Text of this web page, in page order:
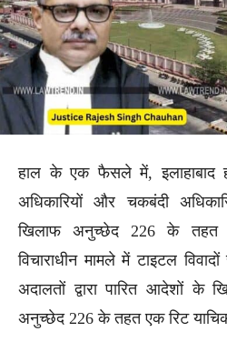
हाल के एक फैसले में, इलाहाबाद
अधिकारियों और चकबंदी
खिलाफ अनुच्छेद 226 के तहत
विचाराधीन मामले में टाइटल
अदालतों द्वारा पारित आदेशों के
अनुच्छेद 226 के तहत एक रिट